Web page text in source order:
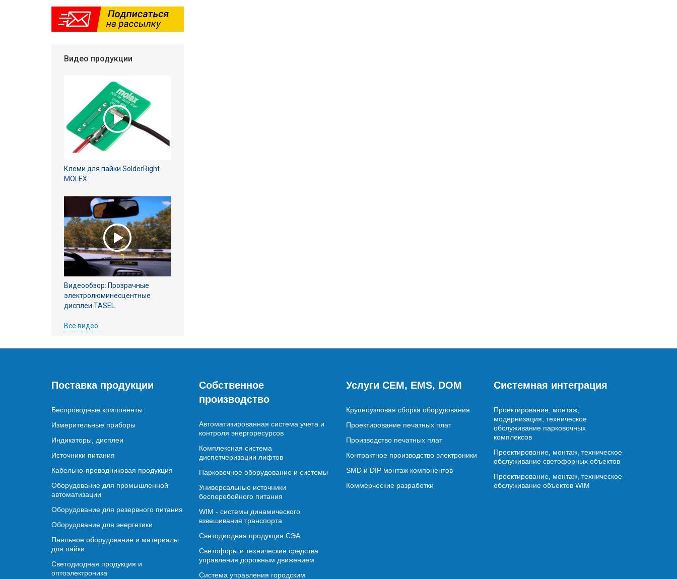
Видео продукции
Клеми для пайки SolderRight
MOLEX
Видеообзор: Прозрачные
электролюминесцентные
дисплеи TASEL
Все видео
Поставка продукции
Беспроводные компоненты
Измерительные приборы
Индикаторы, дисплеи
Источники питания
Кабельно-проводниковая продукция
Оборудование для промышленной
автоматизации
Оборудование для резервного питания
Оборудование для энергетики
Паяльное оборудование и материалы
для пайки
Светодиодная продукция и
оптоэлектроника
Собственное
производство
Автоматизированная система учета и
контроля энергоресурсов
Комплексная система
диспетчеризации лифтов
Парковочное оборудование и системы
Универсальные источники
бесперебойного питания
WIM - системы динамического
взвешивания транспорта
Светодиодная продукция СЭА
Светофоры и технические средства
управления дорожным движением
Система управления городским
Услуги CEM, EMS, DOM
Крупноузловая сборка оборудования
Проектирование печатных плат
Производство печатных плат
Контрактное производство электроники
SMD и DIP монтаж компонентов
Коммерческие разработки
Системная интеграция
Проектирование, монтаж,
модернизация, техническое
обслуживание парковочных
комплексов
Проектирование, монтаж, техническое
обслуживание светофорных объектов
Проектирование, монтаж, техническое
обслуживание объектов WIM